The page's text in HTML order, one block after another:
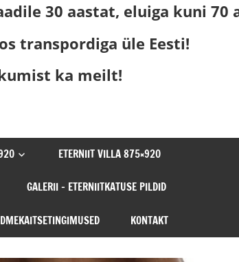
30 aastat, eluiga kuni 70
transpordiga üle Eesti!
ka meilt!
ETERNIIT VILLA 875×920
GALERII – ETERNIITKATUSE PILDID
KONTAKT